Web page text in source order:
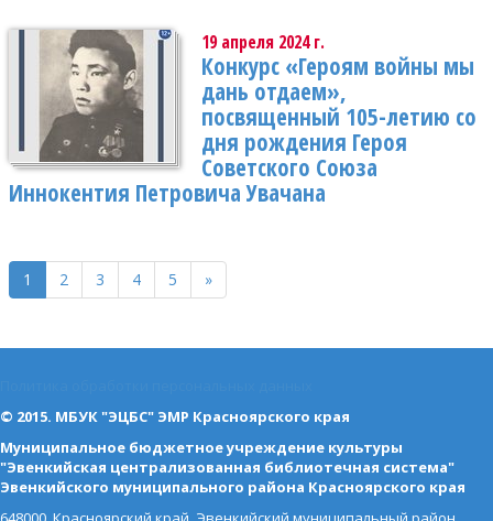
19 апреля 2024 г.
Конкурс «Героям войны мы
дань отдаем»,
посвященный 105-летию со
дня рождения Героя
Советского Союза
Иннокентия Петровича Увачана
1 2 3 4 5 »
© 2015. МБУК "ЭЦБС" ЭМР Красноярского края
Муниципальное бюджетное учреждение культуры
"Эвенкийская централизованная библиотечная система"
Эвенкийского муниципального района Красноярского края